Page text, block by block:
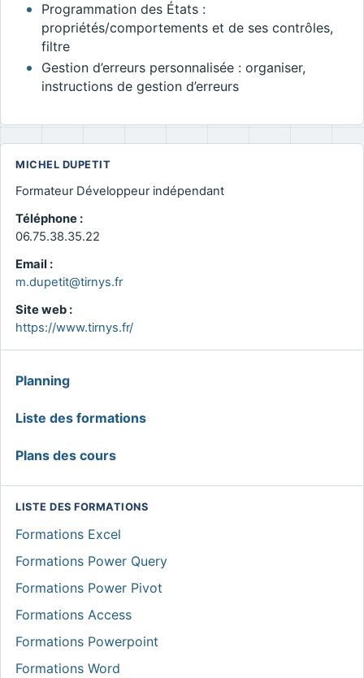
Programmation des États :
propriétés/comportements et de ses contrôles,
filtre
Gestion d’erreurs personnalisée : organiser,
instructions de gestion d’erreurs
MICHEL DUPETIT
Formateur Développeur indépendant
Téléphone :
06.75.38.35.22
Email :
m.dupetit@tirnys.fr
Site web :
https://www.tirnys.fr/
GLOBAL
Planning
Liste des formations
Plans des cours
LISTE DES FORMATIONS
Formations Excel
Formations Power Query
Formations Power Pivot
Formations Access
Formations Powerpoint
Formations Word